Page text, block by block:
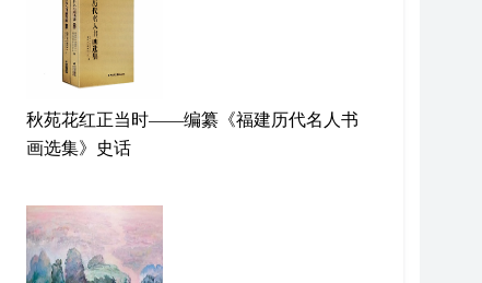
秋苑花红正当时——编纂《福建历代名人书
画选集》史话